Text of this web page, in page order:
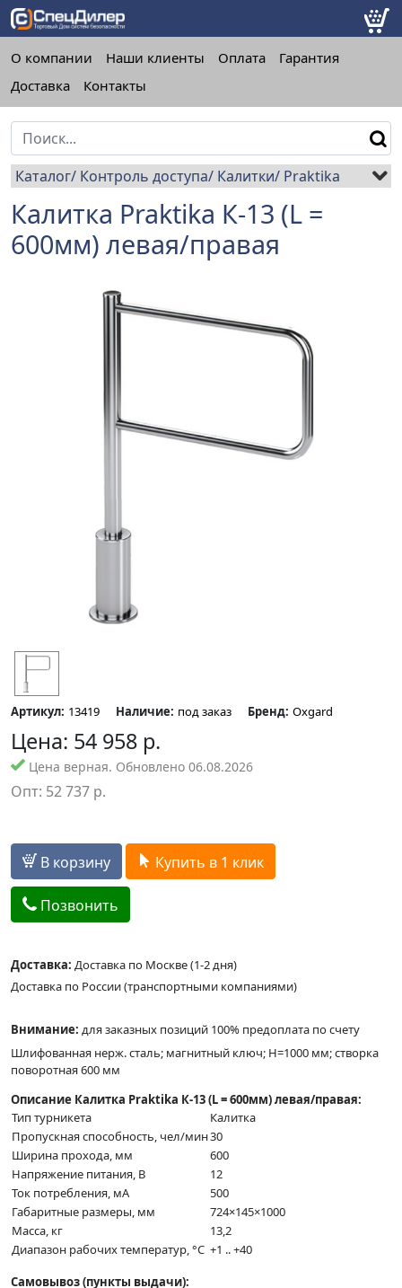
О компании Наши клиенты Оплата
Гарантия
Доставка
Контакты
Каталог Контроль доступа Калитки Praktika
Калитка Praktika К-13 (L =
600мм) левая/правая
Артикул: 13419 Наличие: под заказ Бренд: Oxgard
Цена: 54 958 р.
Цена верная. Обновлено 06.08.2026
Опт: 52 737 р.
В корзину Купить в 1 клик
Позвонить
Доставка: Доставка по Москве (1-2 дня)
Доставка по России (транспортными компаниями)
Внимание: для заказных позиций 100% предоплата по счету
Шлифованная нерж. сталь; магнитный ключ; Н=1000 мм; створка
поворотная 600 мм
Описание Калитка Praktika К-13 (L = 600мм) левая/правая:
Тип турникета
Калитка
Пропускная способность, чел/мин30
Ширина прохода, мм
600
Напряжение питания, В
12
Ток потребления, мА
500
Габаритные размеры, мм
724×145×1000
Масса, кг
13,2
Диапазон рабочих температур, °C +1 .. +40
Самовывоз (пункты выдачи):